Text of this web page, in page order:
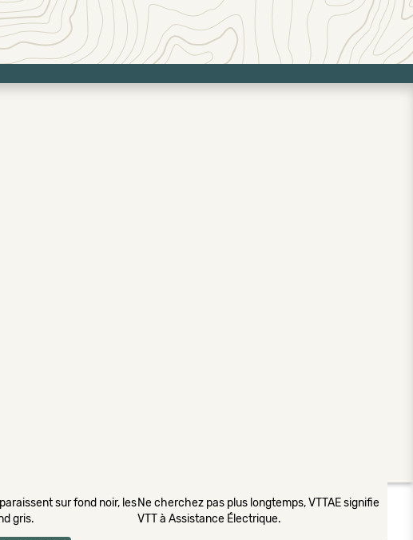
sur fond noir, les
gris.
Ne cherchez pas plus longtemps, VTTAE signifie
VTT à Assistance Électrique.